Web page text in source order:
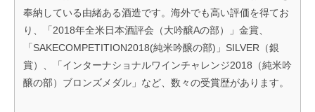
奉納している由緒ある酒造です。海外でも高い評価を得てお
り、「2018年全米日本酒評会（大吟醸Aの部）」金賞、
「SAKECOMPETITION2018(純米吟醸の部)」SILVER（銀
賞）、「インターナショナルワインチャレンジ2018（純米吟
醸の部）ブロンズメダル」など、数々の受賞歴があります。